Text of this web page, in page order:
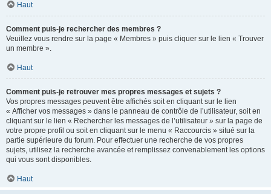
Haut
Comment puis-je rechercher des membres ?
Veuillez vous rendre sur la page « Membres » puis cliquer sur le lien « Trouver
un membre ».
Haut
Comment puis-je retrouver mes propres messages et sujets ?
Vos propres messages peuvent être affichés soit en cliquant sur le lien
« Afficher vos messages » dans le panneau de contrôle de l’utilisateur, soit en
cliquant sur le lien « Rechercher les messages de l’utilisateur » sur la page de
votre propre profil ou soit en cliquant sur le menu « Raccourcis » situé sur la
partie supérieure du forum. Pour effectuer une recherche de vos propres
sujets, utilisez la recherche avancée et remplissez convenablement les options
qui vous sont disponibles.
Haut